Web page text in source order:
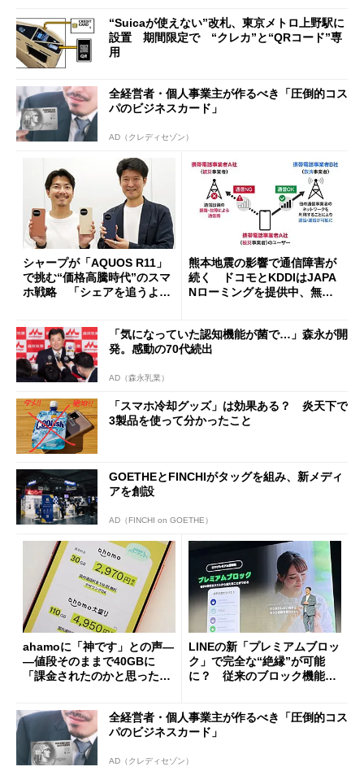
“Suicaが使えない”改札、東京メトロ上野駅に
設置 期間限定で “クレカ”と“QRコード”専
用
全経営者・個人事業主が作るべき「圧倒的コス
パのビジネスカード」
AD（クレディセゾン）
シャープが「AQUOS R11」
で挑む“価格高騰時代”のスマ
ホ戦略 「シェアを追うより
熊本地震の影響で通信障害が
続く ドコモとKDDIはJAPA
Nローミングを提供中、無料
「気になっていた認知機能が菌で…」森永が開
発。感動の70代続出
AD（森永乳業）
「スマホ冷却グッズ」は効果ある？ 炎天下で
3製品を使って分かったこと
GOETHEとFINCHIがタッグを組み、新メディ
アを創設
AD（FINCHI on GOETHE）
ahamoに「神です」との声―
―値段そのままで40GBに
「課金されたのかと思った」
LINEの新「プレミアムブロッ
ク」で完全な“絶縁”が可能
に？ 従来のブロック機能と
全経営者・個人事業主が作るべき「圧倒的コス
パのビジネスカード」
AD（クレディセゾン）